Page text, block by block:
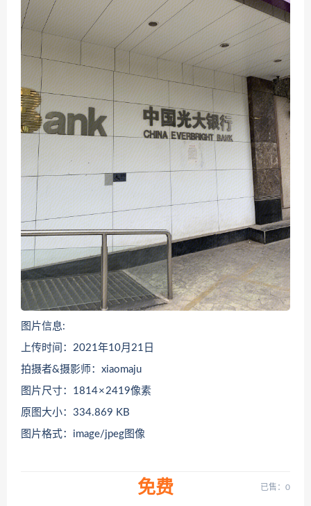
图片信息:
上传时间：2021年10月21日
拍摄者&摄影师：xiaomaju
图片尺寸：1814 × 2419像素
原图大小：334.869 KB
图片格式：image/jpeg图像
免费 已售：0